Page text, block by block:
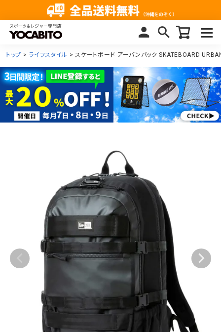
トップ ライフスタイル スケートボード アーバンパック SKATEBOARD